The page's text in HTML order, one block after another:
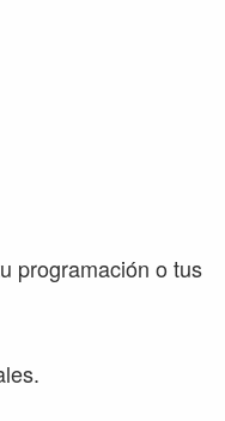
programación o tus